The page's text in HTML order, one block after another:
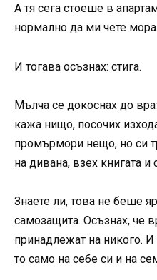
А тя сега стоеше в
нормално да ми чете
И тогава осъзнах: стига.
Мълча се докоснах до
кажа нищо, посочих
промърмори нещо, но си
на дивана, взех книгата
Знаете ли, това не беше
самозащита. Осъзнах, че
принадлежат на никого.
то само на себе си и на